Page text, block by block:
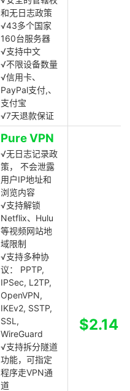
和无日志政策
√43多个国家
160台服务器
√支持中文
√不限设备数量
√信用卡、
PayPal支付,、
支付宝
√7天退款保证
Pure VPN
√无日志记录政
策， 不会泄露
用户IP地址和
浏览内容
√支持解锁
Netflix、Hulu
等视频网站地
域限制
√支持多种协
议： PPTP,
IPSec, L2TP,
OpenVPN,
IKEv2, SSTP,
SSL,
WireGuard
√支持拆分隧道
功能，可指定
程序走VPN通
道
$2.14